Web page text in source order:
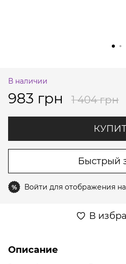
В наличии
983 грн 1 404 грн
Быстрый
% Войти для отображения
В
Описание